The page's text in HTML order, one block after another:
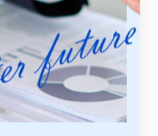
見極め方
合否に大きく影響
申請では、申請者
標として年収が重